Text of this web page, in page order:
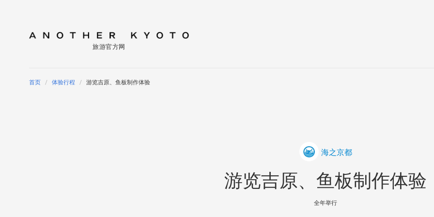
旅游官方网
首页 体验行程 游览吉原、鱼板制作体验
海之京都
游览吉原、鱼板制作体验
全年举行